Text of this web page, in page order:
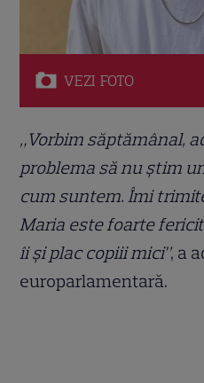
VEZI FOTO
„Vorbim săptămânal,
problema să nu știm
cum suntem. Îmi
Maria este foarte
îi și plac copiii mici”, a
europarlamentară.